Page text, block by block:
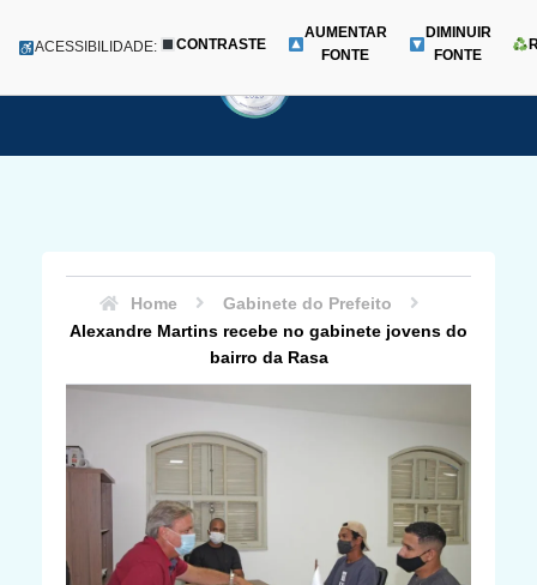
para
Menu
ACESSIBILIDADE: CONTRASTE
AUMENTAR
FONTE
DIMINUIR
FONTE
Home
Gabinete do Prefeito
Alexandre Martins recebe no gabinete jovens do
bairro da Rasa